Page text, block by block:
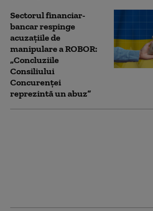
Sectorul financiar-
bancar respinge
acuzațiile de
manipulare a ROBOR:
„Concluziile
Consiliului
Concurenței
reprezintă un abuz”